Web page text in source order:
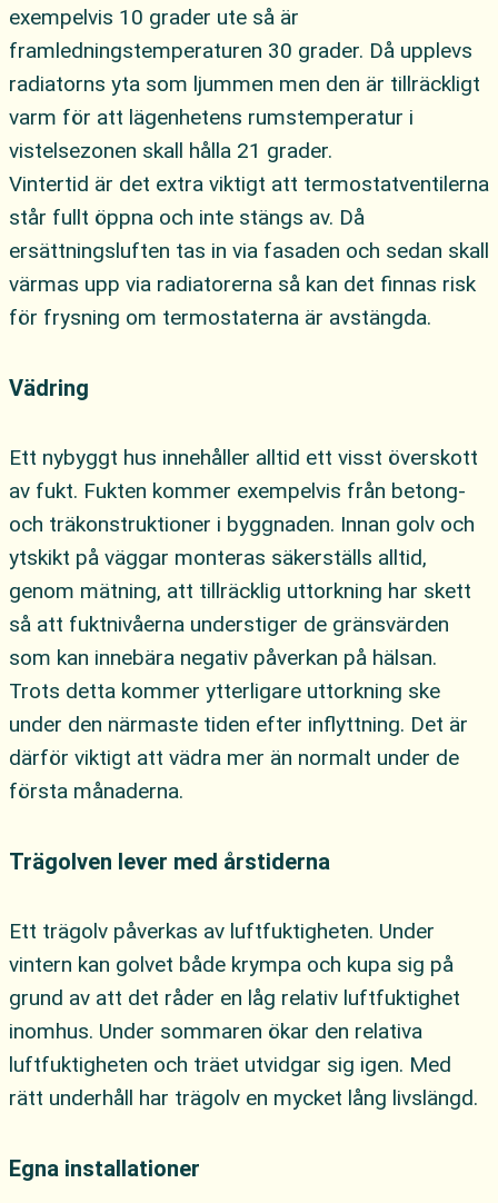
exempelvis 10 grader ute så är
framledningstemperaturen 30 grader. Då upplevs
radiatorns yta som ljummen men den är tillräckligt
varm för att lägenhetens rumstemperatur i
vistelsezonen skall hålla 21 grader.
Vintertid är det extra viktigt att termostatventilerna
står fullt öppna och inte stängs av. Då
ersättningsluften tas in via fasaden och sedan skall
värmas upp via radiatorerna så kan det finnas risk
för frysning om termostaterna är avstängda.
Vädring
Ett nybyggt hus innehåller alltid ett visst överskott
av fukt. Fukten kommer exempelvis från betong-
och träkonstruktioner i byggnaden. Innan golv och
ytskikt på väggar monteras säkerställs alltid,
genom mätning, att tillräcklig uttorkning har skett
så att fuktnivåerna understiger de gränsvärden
som kan innebära negativ påverkan på hälsan.
Trots detta kommer ytterligare uttorkning ske
under den närmaste tiden efter inflyttning. Det är
därför viktigt att vädra mer än normalt under de
första månaderna.
Trägolven lever med årstiderna
Ett trägolv påverkas av luftfuktigheten. Under
vintern kan golvet både krympa och kupa sig på
grund av att det råder en låg relativ luftfuktighet
inomhus. Under sommaren ökar den relativa
luftfuktigheten och träet utvidgar sig igen. Med
rätt underhåll har trägolv en mycket lång livslängd.
Egna installationer